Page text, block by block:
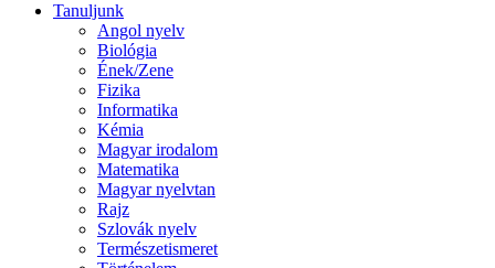
Tanuljunk
Angol nyelv
Biológia
Ének/Zene
Fizika
Informatika
Kémia
Magyar irodalom
Matematika
Magyar nyelvtan
Rajz
Szlovák nyelv
Természetismeret